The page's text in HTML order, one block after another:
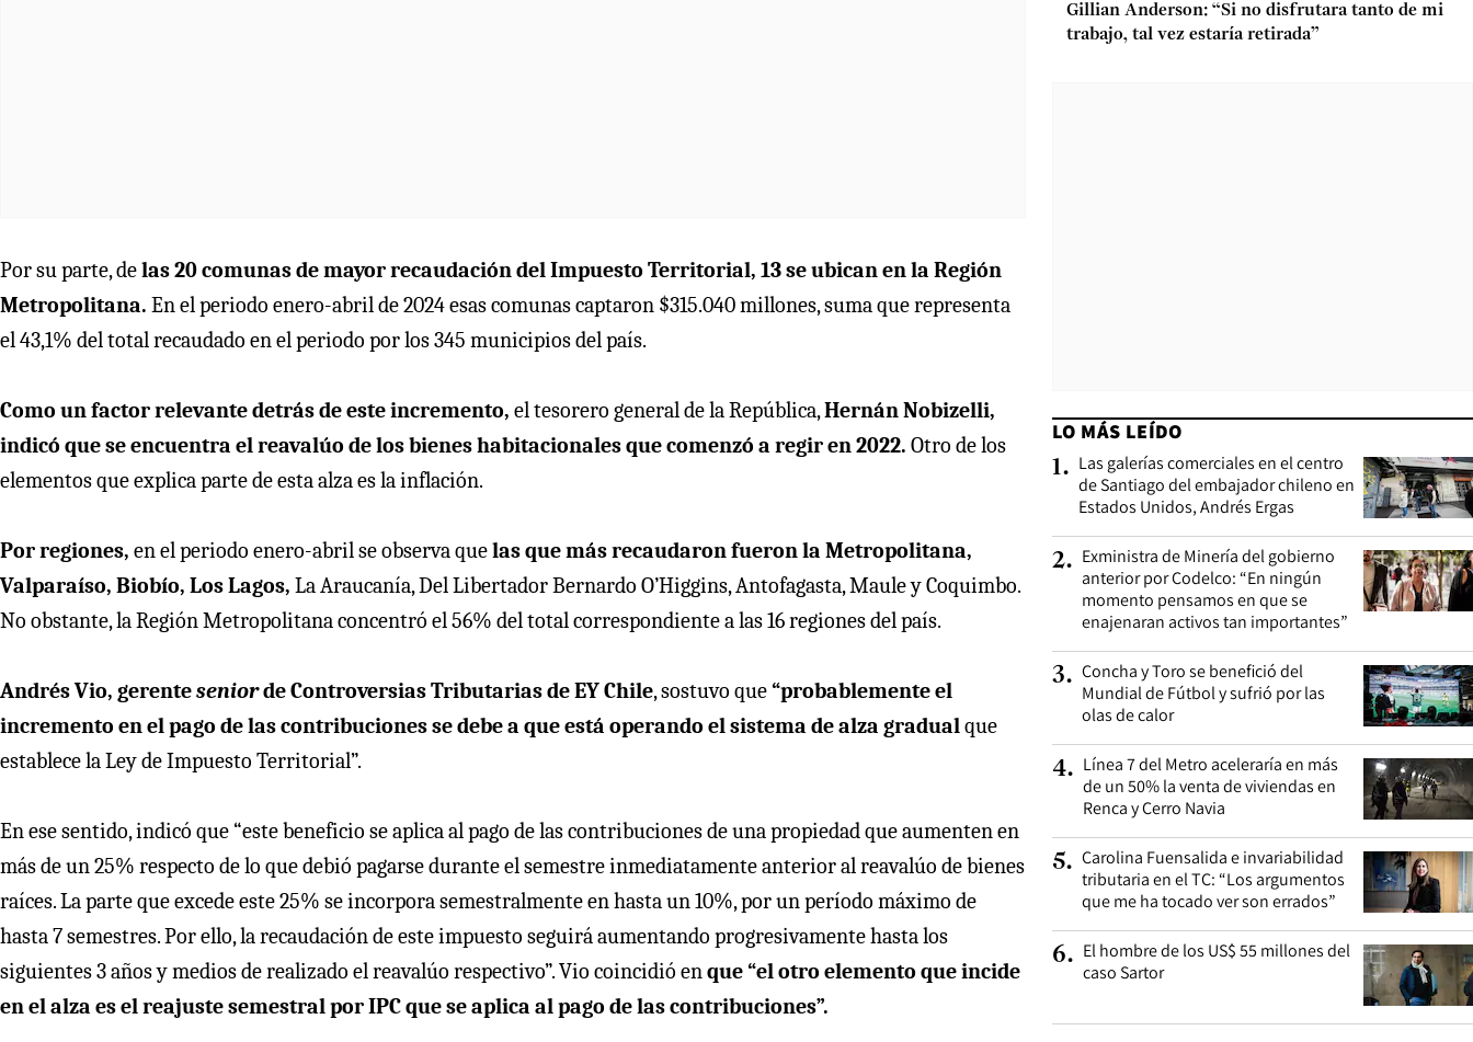
Por su parte, delas 20 comunas de mayor recaudación del Impuesto Territorial, 13 se ubican en la Región
Metropolitana. En el periodo enero-abril de 2024 esas comunas captaron $315.040 millones, suma que representa
el 43,1% del total recaudado en el periodo por los 345 municipios del país.
Como un factor relevante detrás de este incremento, el tesorero general de la República,Hernán Nobizelli,
indicó que se encuentra el reavalúo de los bienes habitacionales que comenzó a regir en 2022. Otro de los
elementos que explica parte de esta alza es la inflación.
Por regiones, en el periodo enero-abril se observa quelas que más recaudaron fueron la Metropolitana,
Valparaíso, Biobío, Los Lagos, La Araucanía, Del Libertador Bernardo O’Higgins, Antofagasta, Maule y Coquimbo.
No obstante, la Región Metropolitana concentró el 56% del total correspondiente a las 16 regiones del país.
Andrés Vio, gerenteseniorde Controversias Tributarias de EY Chile, sostuvo que“probablemente el
incremento en el pago de las contribuciones se debe a que está operando el sistema de alza gradualque
establece la Ley de Impuesto Territorial”.
En ese sentido, indicó que “este beneficio se aplica al pago de las contribuciones de una propiedad que aumenten en
más de un 25% respecto de lo que debió pagarse durante el semestre inmediatamente anterior al reavalúo de bienes
raíces. La parte que excede este 25% se incorpora semestralmente en hasta un 10%, por un período máximo de
hasta 7 semestres. Por ello, la recaudación de este impuesto seguirá aumentando progresivamente hasta los
siguientes 3 años y medios de realizado el reavalúo respectivo”. Vio coincidió enque “el otro elemento que incide
en el alza es el reajuste semestral por IPC que se aplica al pago de las contribuciones”.
Gillian Anderson: “Si no disfrutara tanto de mi
trabajo, tal vez estaría retirada”
LO MÁS LEÍDO
1. Las galerías comerciales en el centro
de Santiago del embajador chileno en
Estados Unidos, Andrés Ergas
2. Exministra de Minería del gobierno
anterior por Codelco: “En ningún
momento pensamos en que se
enajenaran activos tan importantes”
3. Concha y Toro se benefició del
Mundial de Fútbol y sufrió por las
olas de calor
4. Línea 7 del Metro aceleraría en más
de un 50% la venta de viviendas en
Renca y Cerro Navia
5. Carolina Fuensalida e invariabilidad
tributaria en el TC: “Los argumentos
que me ha tocado ver son errados”
6. El hombre de los US$ 55 millones del
caso Sartor